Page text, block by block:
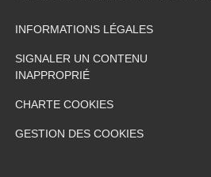
INFORMATIONS LÉGALES
SIGNALER UN CONTENU
INAPPROPRIÉ
CHARTE COOKIES
GESTION DES COOKIES